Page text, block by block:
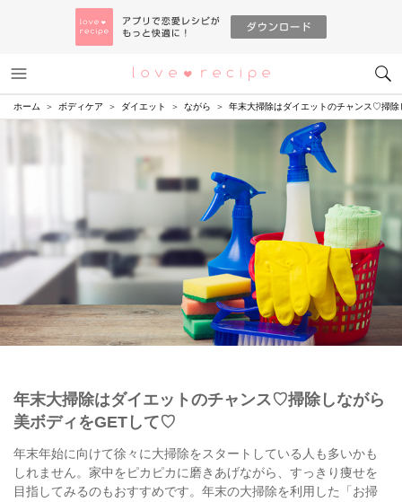
恋愛レシピ
ホーム ボディケア ダイエット ながら 年末大掃除はダイエットのチャンス♡掃
年末大掃除はダイエットのチャンス♡掃除しながら
美ボディをGETして♡
年末年始に向けて徐々に大掃除をスタートしている人も多いかも
しれません。家中をピカピカに磨きあげながら、すっきり痩せを
目指してみるのもおすすめです。年末の大掃除を利用した「お掃